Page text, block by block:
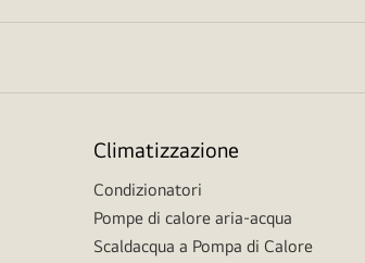
Climatizzazione
Condizionatori
Pompe di calore aria-acqua
Scaldacqua a Pompa di Calore